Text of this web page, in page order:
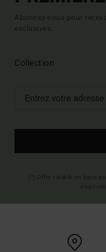
Abonnez-vous pour
exclusives.
Collection